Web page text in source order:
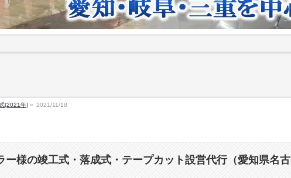
(2021年) » 2021/11/18
ー様の竣工式・落成式・テープカット設営代行（愛知県名古